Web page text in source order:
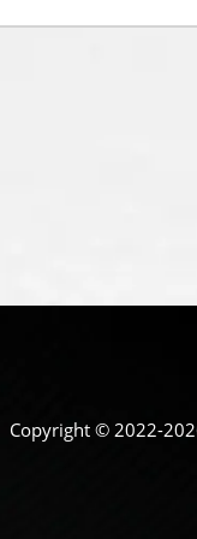
Copyright © 2022-